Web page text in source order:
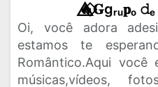
🔥⃟⃤𝐆gᵣᵤ𝐩ₒ 𝚍ₑ
Oi, você adora
estamos te
Romântico.Aqui você
músicas,vídeos,